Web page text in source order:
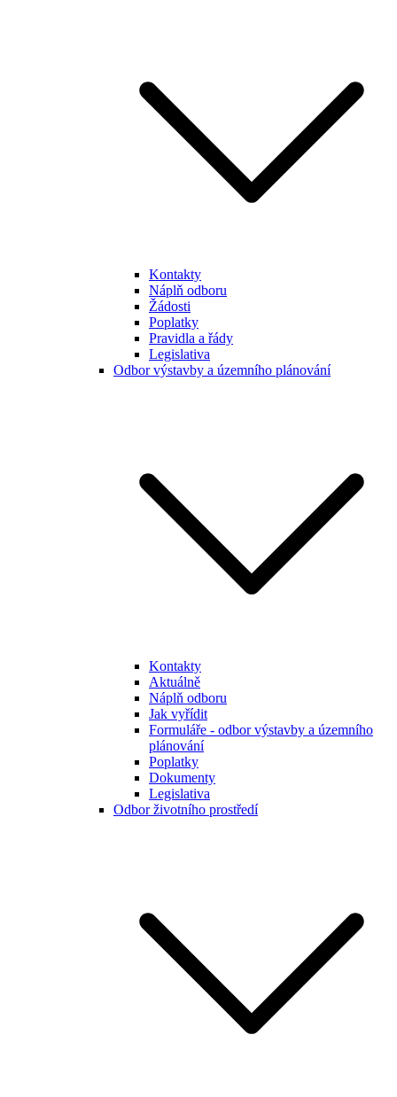
Kontakty
Náplň odboru
Žádosti
Poplatky
Pravidla a řády
Legislativa
Odbor výstavby a územního plánování
Kontakty
Aktuálně
Náplň odboru
Jak vyřídit
Formuláře - odbor výstavby a územního
plánování
Poplatky
Dokumenty
Legislativa
Odbor životního prostředí